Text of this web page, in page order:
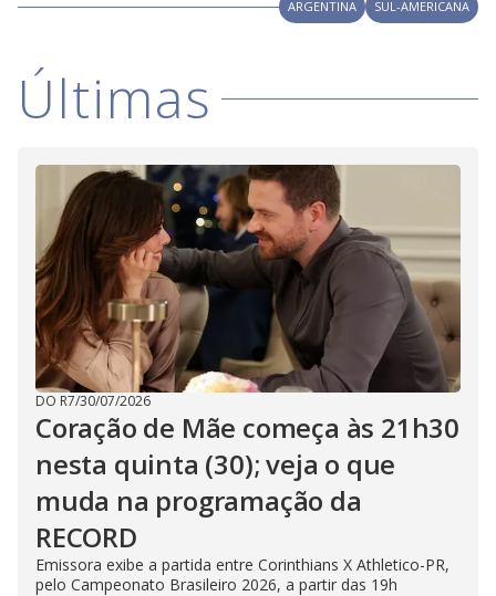
V
i
d
e
o
d ARGENTINA SUL-AMERICANA
Últimas
DO R7/30/07/2026
Coração de Mãe começa às 21h30
nesta quinta (30); veja o que
muda na programação da
RECORD
Emissora exibe a partida entre Corinthians X Athletico-PR,
pelo Campeonato Brasileiro 2026, a partir das 19h